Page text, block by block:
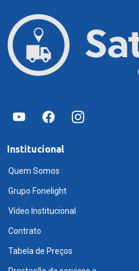
Institucional
Quem Somos
Grupo Fonelight
Vídeo Institucional
Contrato
Tabela de Preços